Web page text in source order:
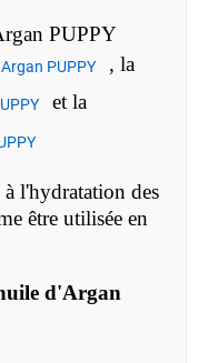
PUPPY
PUPPY , la
et la
l'hydratation des
être utilisée en
d'Argan